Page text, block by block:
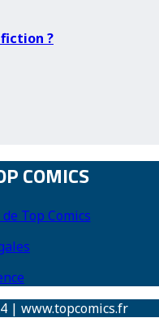
?
COMICS
Top Comics
| www.topcomics.fr